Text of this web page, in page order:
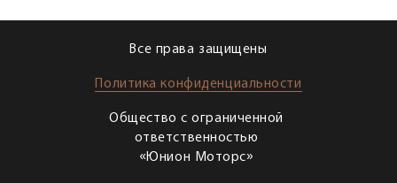
СХЕМА ПРОЕЗДА
Все права защищены
Политика конфиденциальности
Общество с ограниченной
ответственностью
«Юнион Моторс»